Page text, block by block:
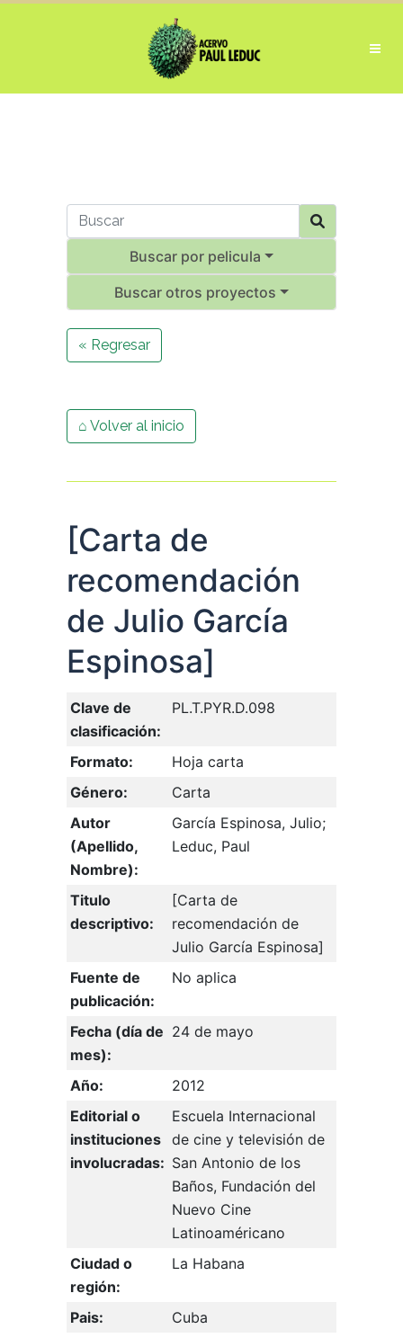
Buscar por pelicula
Buscar otros proyectos
« Regresar
⌂ Volver al inicio
[Carta de
recomendación
de Julio García
Espinosa]
Clave de
clasificación:
PL.T.PYR.D.098
Formato:
Hoja carta
Género:
Carta
Autor
(Apellido,
Nombre):
García Espinosa, Julio;
Leduc, Paul
Titulo
descriptivo:
[Carta de
recomendación de
Julio García Espinosa]
Fuente de
publicación:
No aplica
Fecha (día de
mes):
24 de mayo
Año:
2012
Editorial o
instituciones
involucradas:
Escuela Internacional
de cine y televisión de
San Antonio de los
Baños, Fundación del
Nuevo Cine
Latinoaméricano
Ciudad o
región:
La Habana
Pais:
Cuba